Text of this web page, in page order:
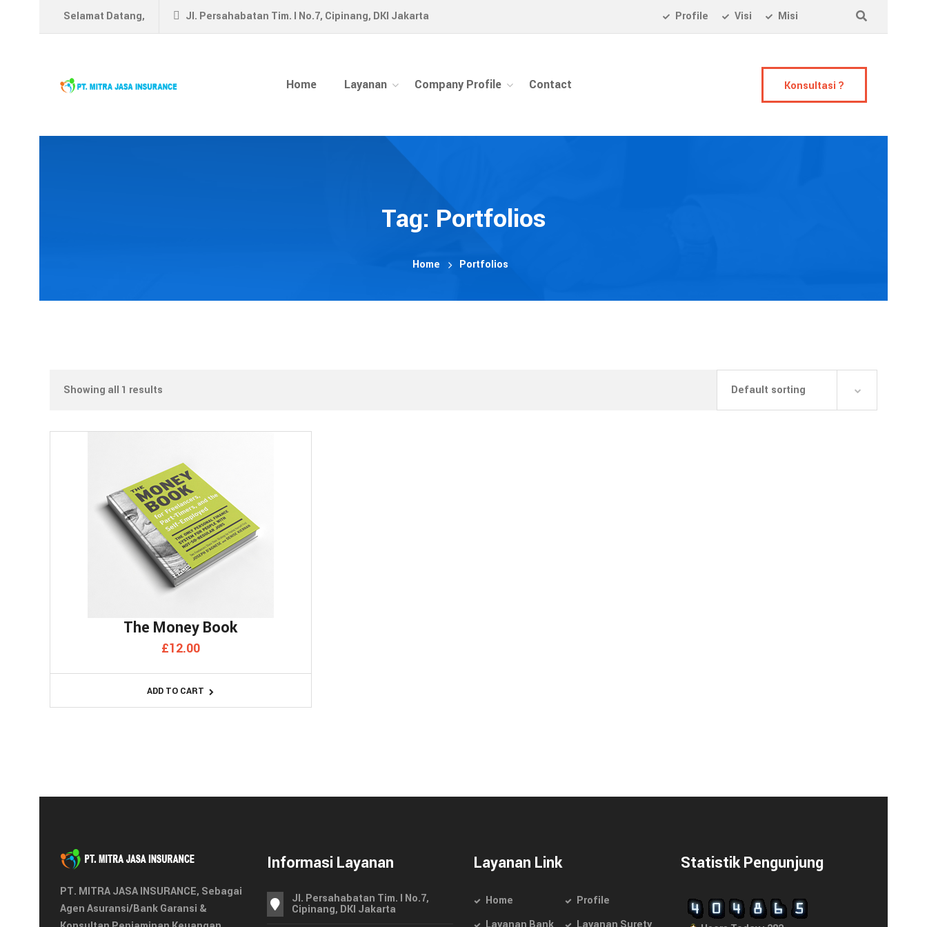
Selamat Datang, Jl. Persahabatan Tim. I No.7, Cipinang, DKI Jakarta Profile Visi Misi
Home Layanan Company Profile Contact Konsultasi ?
Tag: Portfolios
Home Portfolios
Showing all 1 results
The Money Book
£12.00
ADD TO CART
PT. MITRA JASA INSURANCE, Sebagai
Agen Asuransi/Bank Garansi &
Informasi Layanan
Jl. Persahabatan Tim. I No.7,
Cipinang, DKI Jakarta
Layanan Link
Home
Profile
Statistik Pengunjung